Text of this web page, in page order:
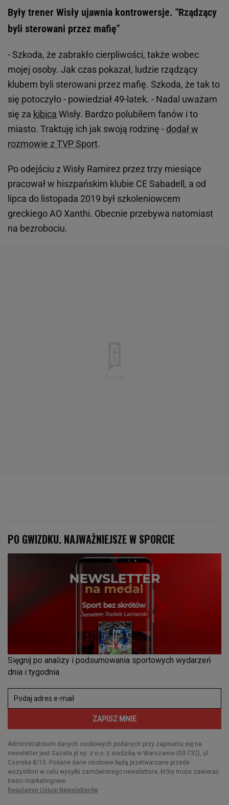
Były trener Wisły ujawnia kontrowersje. "Rządzący
byli sterowani przez mafię"
- Szkoda, że zabrakło cierpliwości, także wobec
mojej osoby. Jak czas pokazał, ludzie rządzący
klubem byli sterowani przez mafię. Szkoda, że tak to
się potoczyło - powiedział 49-latek. - Nadal uważam
się za kibica Wisły. Bardzo polubiłem fanów i to
miasto. Traktuję ich jak swoją rodzinę - dodał w
rozmowie z TVP Sport.
Po odejściu z Wisły Ramirez przez trzy miesiące
pracował w hiszpańskim klubie CE Sabadell, a od
lipca do listopada 2019 był szkoleniowcem
greckiego AO Xanthi. Obecnie przebywa natomiast
na bezrobociu.